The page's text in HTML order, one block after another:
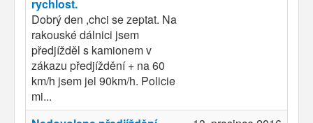
rychlost.
Dobrý den ,chci se zeptat. Na
rakouské dálnici jsem
předjížděl s kamionem v
zákazu předjíždění + na 60
km/h jsem jel 90km/h. Policie
mi...